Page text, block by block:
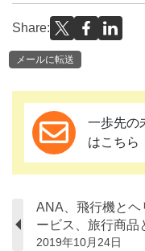
Share:
メールに転送
一歩先の
はこちら
ANA、飛行機とヘ
ービス、旅行商品
2019年10月24日